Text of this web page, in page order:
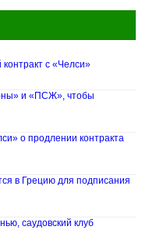
с «Челси»
и «ПСЖ», чтобы
о продлении контракта
в Грецию для подписания
саудовский клуб